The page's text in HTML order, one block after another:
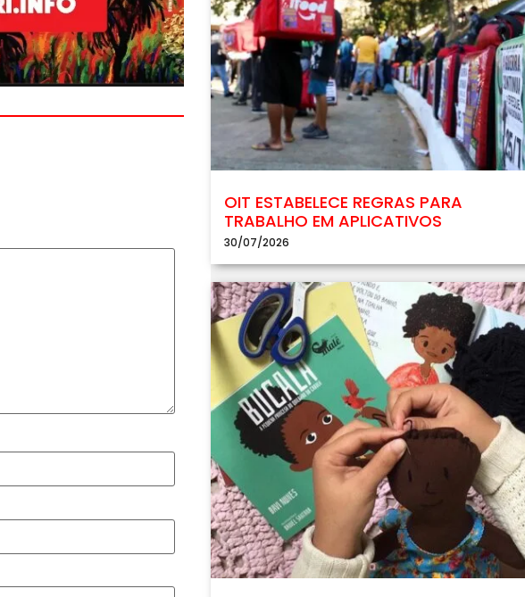
OIT ESTABELECE REGRAS PARA
TRABALHO EM APLICATIVOS
30/07/2026